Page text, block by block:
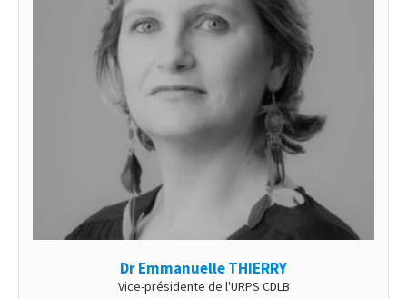
Dr Emmanuelle THIERRY
Vice-présidente de l'URPS CDLB